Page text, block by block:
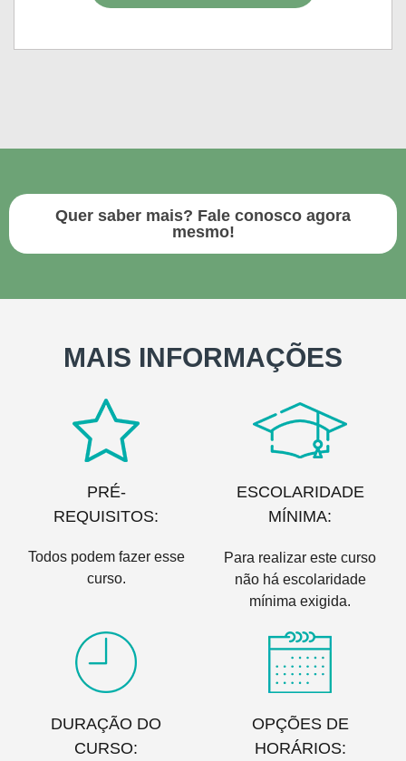
Quer saber mais? Fale conosco agora
mesmo!
MAIS INFORMAÇÕES
PRÉ-
REQUISITOS:
Todos podem fazer esse
curso.
ESCOLARIDADE
MÍNIMA:
Para realizar este curso
não há escolaridade
mínima exigida.
DURAÇÃO DO
CURSO:
OPÇÕES DE
HORÁRIOS: